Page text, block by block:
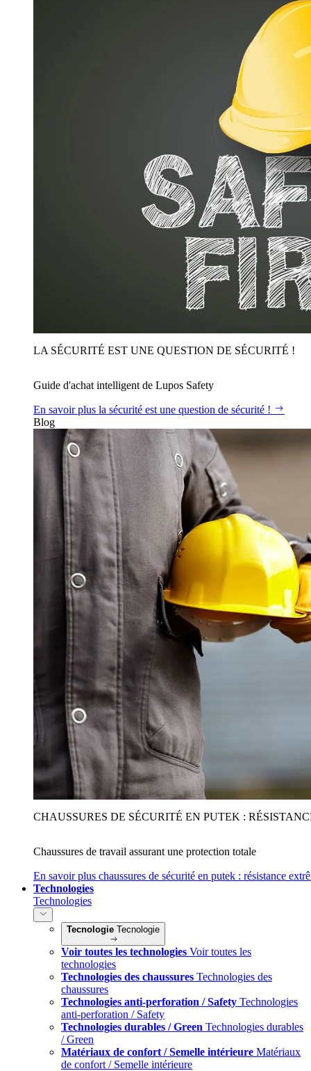
LA SÉCURITÉ EST UNE QUESTION DE SÉCURITÉ !
Guide d'achat intelligent de Lupos Safety
En savoir plus la sécurité est une question de sécurité !
Blog
CHAUSSURES DE SÉCURITÉ EN PUTEK :
Chaussures de travail assurant une protection totale
En savoir plus chaussures de sécurité en putek : résistance
Technologies
Technologies
Tecnologie Tecnologie
Voir toutes les technologies Voir toutes les
technologies
Technologies des chaussures Technologies des
chaussures
Technologies anti-perforation / Safety Technologies
anti-perforation / Safety
Technologies durables / Green Technologies durables
/ Green
Matériaux de confort / Semelle intérieure Matériaux
de confort / Semelle intérieure